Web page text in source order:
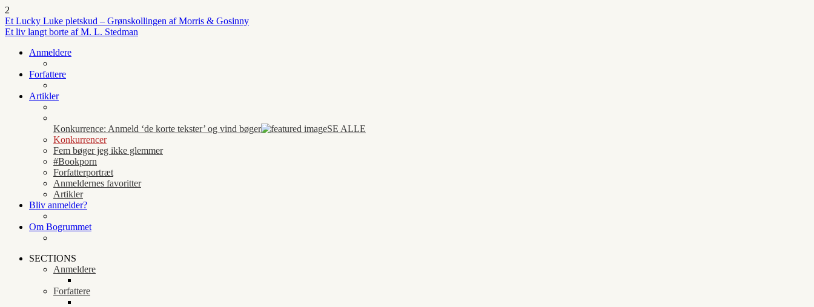
2
Et Lucky Luke pletskud – Grønskollingen af Morris & Gosinny
Et liv langt borte af M. L. Stedman
Anmeldere
Forfattere
Artikler
Konkurrence: Anmeld ‘de korte tekster’ og vind bøger
SE ALLE
Konkurrencer
Fem bøger jeg ikke glemmer
#Bookporn
Forfatterportræt
Anmeldernes favoritter
Artikler
Bliv anmelder?
Om Bogrummet
SECTIONS
Anmeldere
Forfattere